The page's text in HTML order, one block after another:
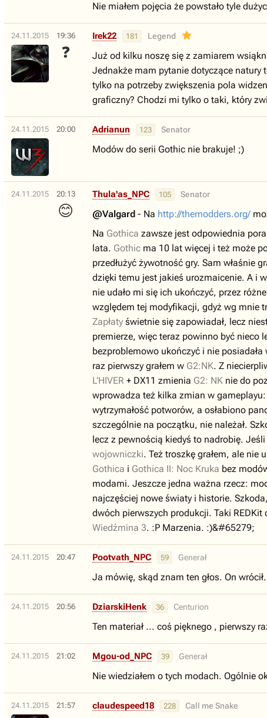
Nie miałem pojęcia że powstało tyle
24.11.2015 19:36
❓
Irek22 181 Legend
Już od kilku noszę się z zamiarem
Jednakże mam pytanie dotyczące natury
tylko na potrzeby zwiększenia pola
graficzny? Chodzi mi tylko o taki, który
24.11.2015 20:00 Adrianun 123 Senator
Modów do serii Gothic nie brakuje! ;)
24.11.2015 20:13
😊
Thula'as_NPC 105 Senator
@Valgard - Na http://themodders.org/
Na Gothica zawsze jest odpowiednia
lata. Gothic ma 10 lat więcej i też może
przedłużyć żywotność gry. Sam właśnie
dzięki temu jest jakieś urozmaicenie. A i w
nie udało mi się ich ukończyć, przez
względem tej modyfikacji, gdyż wg mnie
Zapłaty świetnie się zapowiadał, lecz
premierze, więc teraz powinno być nieco
bezproblemowo ukończyć i nie
raz pierwszy grałem w G2:NK. Z
L'HIVER + DX11 zmienia G2: NK nie do
wprowadza też kilka zmian w
wytrzymałość potworów, a osłabiono
szczególnie na początku, nie należał.
lecz z pewnością kiedyś to nadrobię.
wojowniczki. Też troszkę grałem, ale nie
Gothica i Gothica II: Noc Kruka bez
modami. Jeszcze jedna ważna rzecz:
najczęściej nowe światy i historie.
dwóch pierwszych produkcji. Taki REDKit
Wiedźmina 3. :P Marzenia. :)&#65279;
24.11.2015 20:47 Pootvath_NPC 59 Generał
Ja mówię, skąd znam ten głos. On wrócił.
24.11.2015 20:56 DziarskiHenk 36 Centurion
Ten materiał ... coś pięknego , pierwszy
24.11.2015 21:02 Mgou-od_NPC 39 Generał
Nie wiedziałem o tych modach. Ogólnie
24.11.2015 21:57 claudespeed18 228 Call me Snake